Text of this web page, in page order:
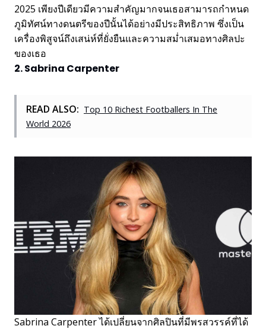
2025 เพียงปีเดียวมีความสำคัญมากจนเธอสามารถกำหนด
ภูมิทัศน์ทางดนตรีของปีนั้นได้อย่างมีประสิทธิภาพ ซึ่งเป็น
เครื่องพิสูจน์ถึงเสน่ห์ที่ยั่งยืนและความสม่ำเสมอทางศิลปะ
ของเธอ
2. Sabrina Carpenter
READ ALSO: Top 10 Richest Footballers In The
World 2026
Sabrina Carpenter ได้เปลี่ยนจากศิลปินที่มีพรสวรรค์ที่ได้